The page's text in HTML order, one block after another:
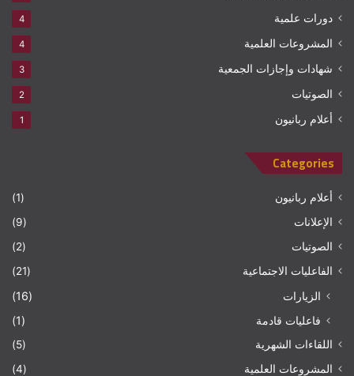
دورات علمية 4
المشروعات العلمية 4
شهادات وإجازات الجمعية 3
الصوتيات 2
أعلام ربانيون 1
Categories
أعلام ربانيون
(1)
الإعلانات
(9)
الصوتيات
(2)
الفاعليات الاجتماعية
(21)
الزيارات
(16)
فاعليات قادمة
(1)
اللقاءات الشهرية
(5)
المشروعات العلمية
(4)